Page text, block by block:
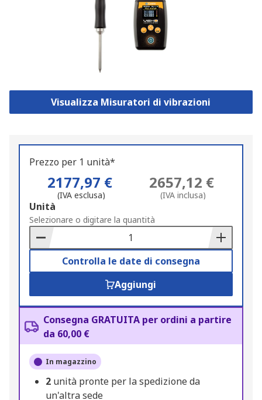
Visualizza Misuratori di vibrazioni
Prezzo per 1 unità*
2177,97 €
(IVA esclusa)
2657,12 €
(IVA inclusa)
Add
to
Basket
Unità
Selezionare o digitare la quantità
Controlla le date di consegna
Aggiungi
Consegna GRATUITA per ordini a partire
da 60,00 €
In magazzino
2 unità pronte per la spedizione da
un'altra sede